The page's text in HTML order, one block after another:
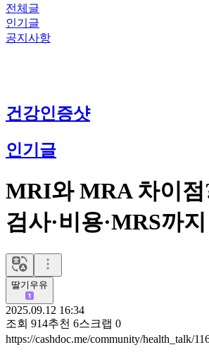
전체글
인기글
공지사항
건강인증샷
인기글
MRI와 MRA 차이
검사·비용·MRS까
딸기우유
2025.09.12 16:34
조회 914추천 6스크랩 0
https://cashdoc.me/community/health_talk/